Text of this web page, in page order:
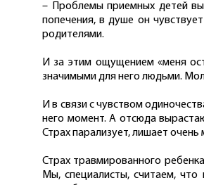
– Проблемы приемных детей
попечения, в душе он
родителями.
И за этим ощущением «меня
значимыми для него людьми.
И в связи с чувством
него момент. А отсюда
Страх парализует, лишает
Страх травмированного
Мы, специалисты, считаем,